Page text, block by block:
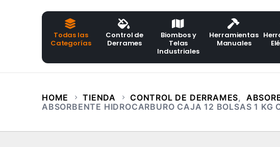
Todas las
Categorías
Control de
Derrames
Biombos y
Telas
Industriales
Herramientas
Manuales
HOME TIENDA CONTROL DE DERRAMES,
ABSORBENTE HIDROCARBURO CAJA 12 BOLSAS 1 KG